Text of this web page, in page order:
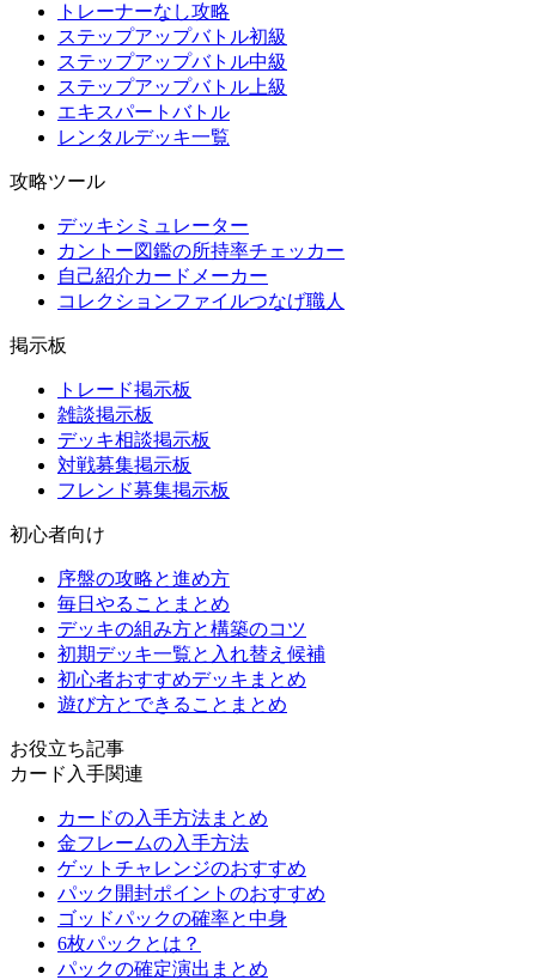
トレーナーなし攻略
ステップアップバトル初級
ステップアップバトル中級
ステップアップバトル上級
エキスパートバトル
レンタルデッキ一覧
攻略ツール
デッキシミュレーター
カントー図鑑の所持率チェッカー
自己紹介カードメーカー
コレクションファイルつなげ職人
掲示板
トレード掲示板
雑談掲示板
デッキ相談掲示板
対戦募集掲示板
フレンド募集掲示板
初心者向け
序盤の攻略と進め方
毎日やることまとめ
デッキの組み方と構築のコツ
初期デッキ一覧と入れ替え候補
初心者おすすめデッキまとめ
遊び方とできることまとめ
お役立ち記事
カード入手関連
カードの入手方法まとめ
金フレームの入手方法
ゲットチャレンジのおすすめ
パック開封ポイントのおすすめ
ゴッドパックの確率と中身
6枚パックとは？
パックの確定演出まとめ